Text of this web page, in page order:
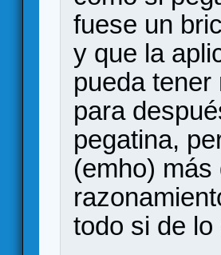
fuese un
y que la
pueda
para
pegatina,
(emho)
todo si de